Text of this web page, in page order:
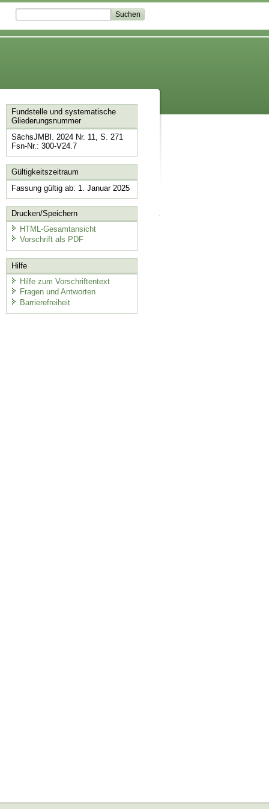
Fundstelle und systematische
Gliederungsnummer
SächsJMBl. 2024 Nr. 11, S. 271
Fsn-Nr.: 300-V24.7
Gültigkeitszeitraum
Fassung gültig ab: 1. Januar 2025
Drucken/Speichern
HTML-Gesamtansicht
Vorschrift als PDF
Hilfe
Hilfe zum Vorschriftentext
Fragen und Antworten
Barrierefreiheit